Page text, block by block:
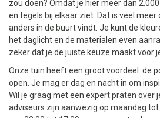
zou doen? Omdat je hier meer dan
en tegels bij elkaar ziet. Dat is veel meer
anders in de buurt vindt. Je kunt de
het daglicht en de materialen even
zeker dat je de juiste keuze maakt voor
Onze tuin heeft een groot voordeel: de
open. Je mag er dag en nacht in om
Wil je graag met een expert praten over
adviseurs zijn aanwezig op maandag